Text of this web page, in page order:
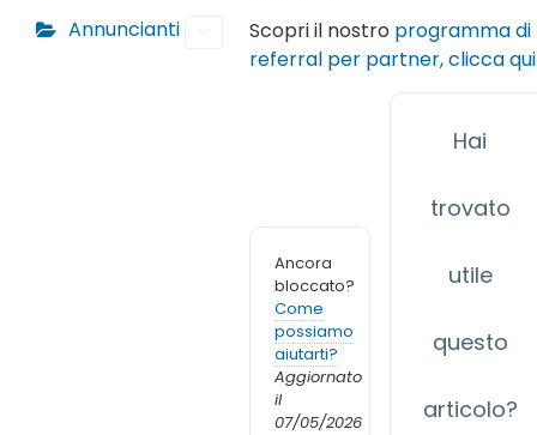
Annuncianti
Scopri il nostro programma di
referral per partner, clicca qui
Ancora
bloccato?
Come
possiamo
aiutarti?
Aggiornato
il
07/05/2026
Hai
trovato
utile
questo
articolo?